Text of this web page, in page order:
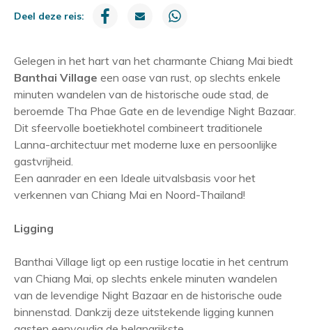
Deel deze reis:
Gelegen in het hart van het charmante Chiang Mai biedt
Banthai Village een oase van rust, op slechts enkele
minuten wandelen van de historische oude stad, de
beroemde Tha Phae Gate en de levendige Night Bazaar.
Dit sfeervolle boetiekhotel combineert traditionele
Lanna-architectuur met moderne luxe en persoonlijke
gastvrijheid.
Een aanrader en een Ideale uitvalsbasis voor het
verkennen van Chiang Mai en Noord-Thailand!
Ligging
Banthai Village ligt op een rustige locatie in het centrum
van Chiang Mai, op slechts enkele minuten wandelen
van de levendige Night Bazaar en de historische oude
binnenstad. Dankzij deze uitstekende ligging kunnen